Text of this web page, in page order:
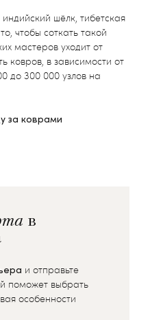
шёлк, тибетская
чтобы соткать такой
мастеров уходит от
ковров, в зависимости от
до 300 000 узлов на
за коврами
в
и отправьте
поможет выбрать
особенности